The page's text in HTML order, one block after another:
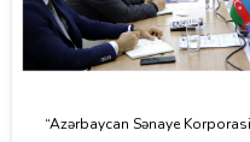
“Azərbaycan Sənaye